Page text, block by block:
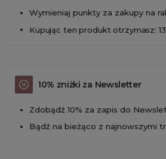
Wymieniaj punkty za zakupy na
Kupując ten produkt otrzymasz:
10% zniżki za Newsletter
Zdobądź 10% za zapis do
Bądź na bieżąco z najnowszymi